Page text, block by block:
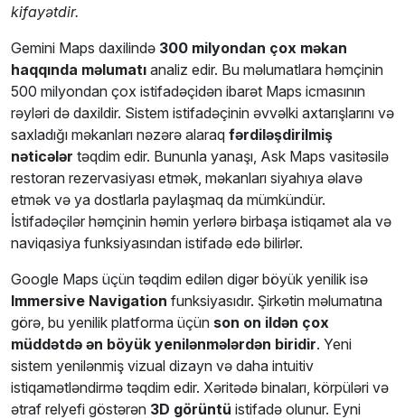
kifayətdir.
Gemini Maps daxilində 300 milyondan çox məkan
haqqında məlumatı analiz edir. Bu məlumatlara həmçinin
500 milyondan çox istifadəçidən ibarət Maps icmasının
rəyləri də daxildir. Sistem istifadəçinin əvvəlki axtarışlarını və
saxladığı məkanları nəzərə alaraq fərdiləşdirilmiş
nəticələr təqdim edir. Bununla yanaşı, Ask Maps vasitəsilə
restoran rezervasiyası etmək, məkanları siyahıya əlavə
etmək və ya dostlarla paylaşmaq da mümkündür.
İstifadəçilər həmçinin həmin yerlərə birbaşa istiqamət ala və
naviqasiya funksiyasından istifadə edə bilirlər.
Google Maps üçün təqdim edilən digər böyük yenilik isə
Immersive Navigation funksiyasıdır. Şirkətin məlumatına
görə, bu yenilik platforma üçün son on ildən çox
müddətdə ən böyük yenilənmələrdən biridir. Yeni
sistem yenilənmiş vizual dizayn və daha intuitiv
istiqamətləndirmə təqdim edir. Xəritədə binaları, körpüləri və
ətraf relyefi göstərən 3D görüntü istifadə olunur. Eyni